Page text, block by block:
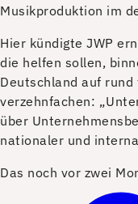
Musikproduktion im
Hier kündigte JWP
die helfen sollen,
Deutschland auf
verzehnfachen:
über
nationaler und
Das noch vor zwei